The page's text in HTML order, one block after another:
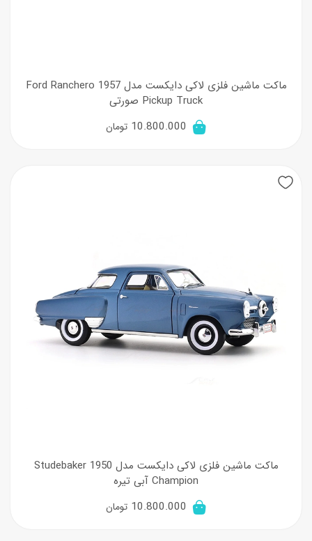
ماکت ماشین فلزی لاکی دایکست مدل 1957 Ford Ranchero
Pickup Truck صورتی
10.800.000 تومان
ماکت ماشین فلزی لاکی دایکست مدل 1950 Studebaker
Champion آبی تیره
10.800.000 تومان